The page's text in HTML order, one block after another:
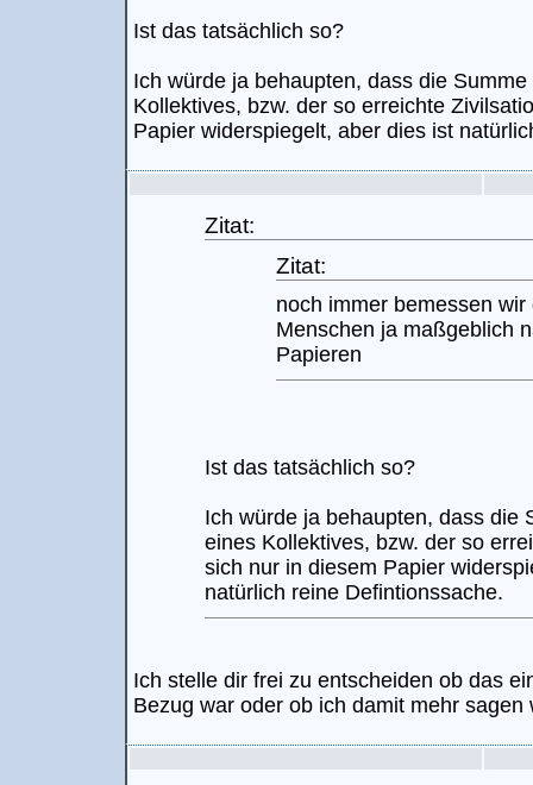
Ist das tatsächlich so?
Ich würde ja behaupten, dass die
Kollektives, bzw. der so erreichte
Papier widerspiegelt, aber dies ist
Zitat:
Zitat:
noch immer bemessen
Menschen ja maßgeblich
Papieren
Ist das tatsächlich so?
Ich würde ja behaupten, dass die
eines Kollektives, bzw. der so
sich nur in diesem Papier
natürlich reine Defintionssache.
Ich stelle dir frei zu entscheiden ob das
Bezug war oder ob ich damit mehr sagen